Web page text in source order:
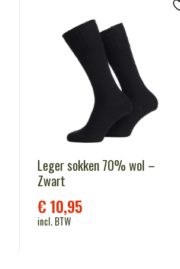
Leger sokken 70% wol –
Zwart
€ 10,95
incl. BTW